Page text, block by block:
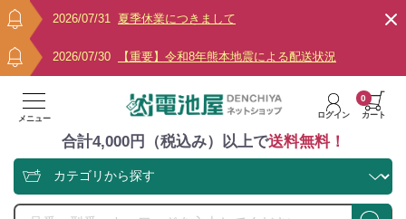
2026/07/31 夏季休業につきまして
2026/07/30 【重要】令和8年熊本地震による配送状況
メニュー ログイン カート
0
合計4,000円（税込み）以上で送料無料！